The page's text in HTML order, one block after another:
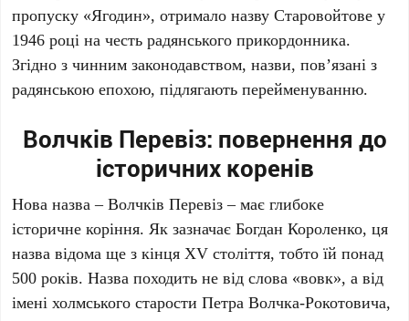
пропуску «Ягодин», отримало назву Старовойтове у
1946 році на честь радянського прикордонника.
Згідно з чинним законодавством, назви, пов’язані з
радянською епохою, підлягають перейменуванню.
Волчків Перевіз: повернення до
історичних коренів
Нова назва – Волчків Перевіз – має глибоке
історичне коріння. Як зазначає Богдан Короленко, ця
назва відома ще з кінця XV століття, тобто їй понад
500 років. Назва походить не від слова «вовк», а від
імені холмського старости Петра Волчка-Рокотовича,